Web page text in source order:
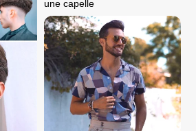
une capelle